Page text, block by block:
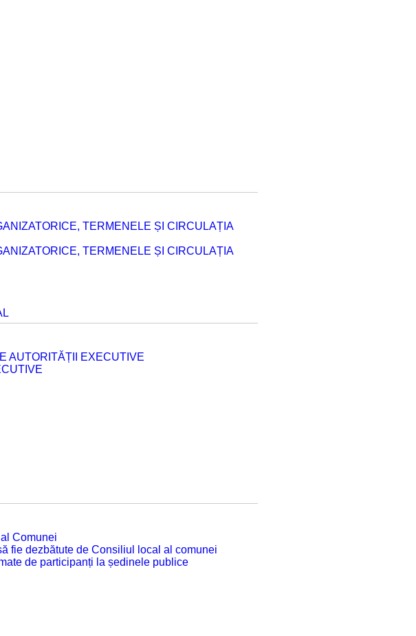
TERMENELE ȘI CIRCULAȚIA
TERMENELE ȘI CIRCULAȚIA
AUTORITĂȚII EXECUTIVE
Comunei
fie dezbătute de Consiliul local al comunei
de participanți la ședinele publice